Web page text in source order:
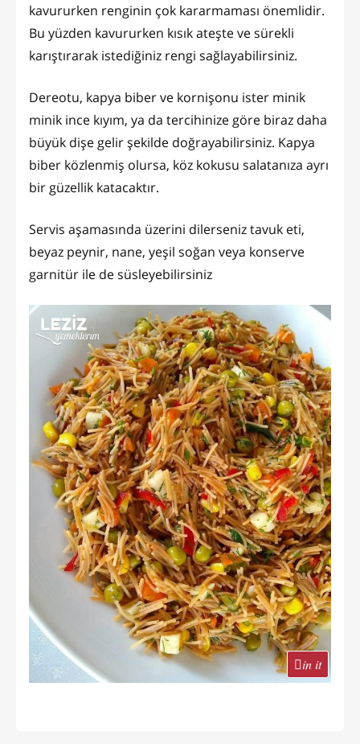
kavururken renginin çok kararmaması önemlidir.
Bu yüzden kavururken kısık ateşte ve sürekli
karıştırarak istediğiniz rengi sağlayabilirsiniz.
Dereotu, kapya biber ve kornişonu ister minik
minik ince kıyım, ya da tercihinize göre biraz daha
büyük dişe gelir şekilde doğrayabilirsiniz. Kapya
biber közlenmiş olursa, köz kokusu salatanıza ayrı
bir güzellik katacaktır.
Servis aşamasında üzerini dilerseniz tavuk eti,
beyaz peynir, nane, yeşil soğan veya konserve
garnitür ile de süsleyebilirsiniz
in it